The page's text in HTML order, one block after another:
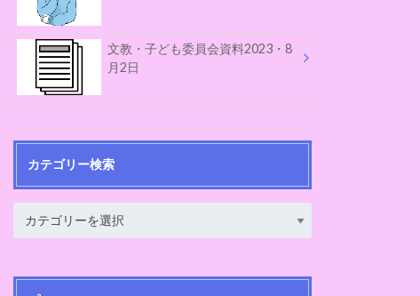
文教・子ども委員会資料2023・8
月2日
カテゴリー検索